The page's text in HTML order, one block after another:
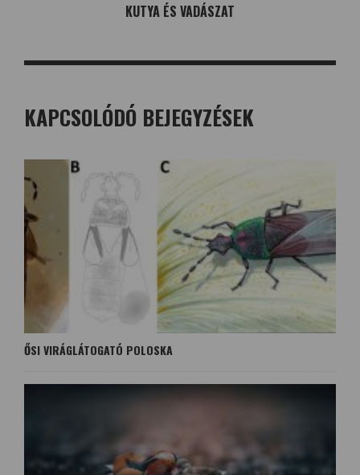
KUTYA ÉS VADÁSZAT
KAPCSOLÓDÓ BEJEGYZÉSEK
ŐSI VIRÁGLÁTOGATÓ POLOSKA